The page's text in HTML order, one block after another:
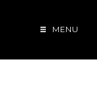
MENU